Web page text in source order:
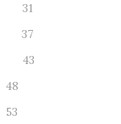
31
37
43
48
53